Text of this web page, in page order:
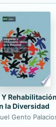
la Diversidad
Gento